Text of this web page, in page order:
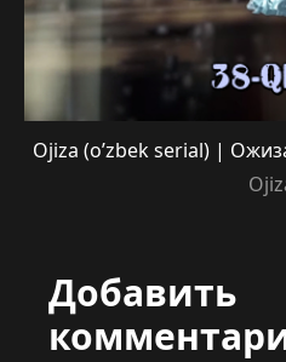
Ojiza (o’zbek serial) |
Добавить